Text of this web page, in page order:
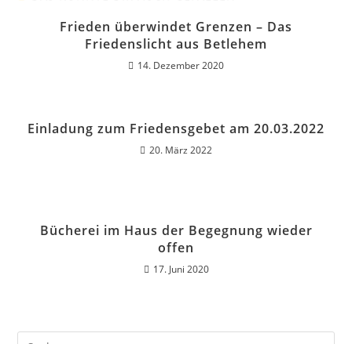
Frieden überwindet Grenzen – Das
Friedenslicht aus Betlehem
14. Dezember 2020
Einladung zum Friedensgebet am 20.03.2022
20. März 2022
Bücherei im Haus der Begegnung wieder
offen
17. Juni 2020